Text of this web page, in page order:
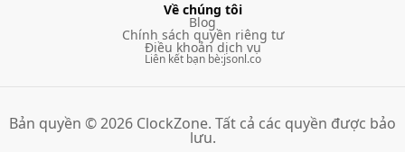
Về chúng tôi
Blog
Chính sách quyền riêng tư
Điều khoản dịch vụ
Liên kết bạn bè:jsonl.co
Bản quyền © 2026 ClockZone. Tất cả các quyền được bảo
lưu.